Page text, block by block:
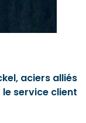
aciers alliés
service client